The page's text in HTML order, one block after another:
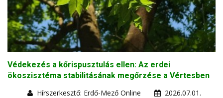
Védekezés a kőrispusztulás ellen: Az erdei
ökoszisztéma stabilitásának megőrzése a Vértesben
Hírszerkesztő: Erdő-Mező Online
2026.07.01.